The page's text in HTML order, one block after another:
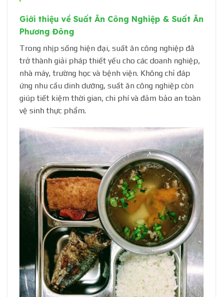
Giới thiệu về Suất Ăn Công Nghiệp & Suất Ăn
Phương Đông
Trong nhịp sống hiện đại, suất ăn công nghiệp đã
trở thành giải pháp thiết yếu cho các doanh nghiệp,
nhà máy, trường học và bệnh viện. Không chỉ đáp
ứng nhu cầu dinh dưỡng, suất ăn công nghiệp còn
giúp tiết kiệm thời gian, chi phí và đảm bảo an toàn
vệ sinh thực phẩm.